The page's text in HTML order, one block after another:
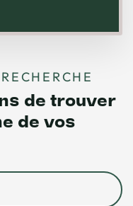
de trouver
de vos